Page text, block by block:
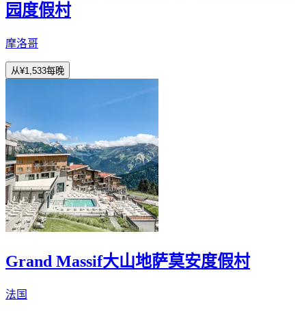
园度假村
摩洛哥
从¥1,533每晚
Grand Massif大山地萨莫安度假村
法国